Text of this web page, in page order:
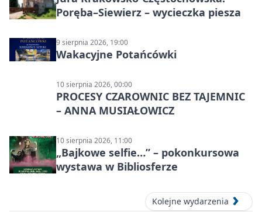
Poręba–Siewierz – wycieczka piesza
9 sierpnia 2026, 19:00
Wakacyjne Potańcówki
10 sierpnia 2026, 00:00
PROCESY CZAROWNIC BEZ TAJEMNIC
– ANNA MUSIAŁOWICZ
10 sierpnia 2026, 11:00
„Bajkowe selfie…” – pokonkursowa
wystawa w Bibliosferze
Kolejne wydarzenia